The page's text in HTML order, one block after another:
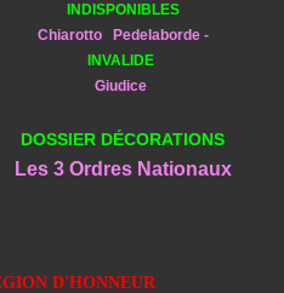
INDISPONIBLES
Chiarotto Pedelaborde -
INVALIDE
Giudice
DOSSIER DÉCORATIONS
Les 3 Ordres Nationaux
D'HONNEUR